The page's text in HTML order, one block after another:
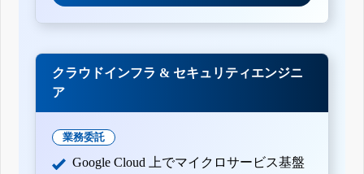
クラウドインフラ & セキュリティエンジニ
ア
業務委託
Google Cloud 上でマイクロサービス基盤